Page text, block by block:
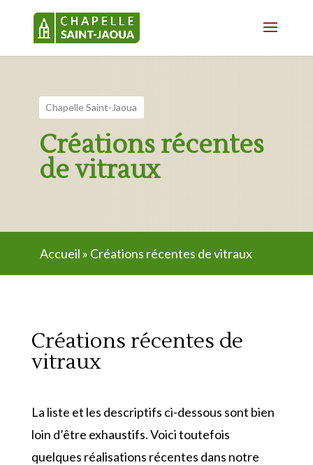
Chapelle Saint-Jaoua
Créations récentes
de vitraux
Accueil » Créations récentes de vitraux
Créations récentes de
vitraux
La liste et les descriptifs ci-dessous sont bien
loin d’être exhaustifs. Voici toutefois
quelques réalisations récentes dans notre